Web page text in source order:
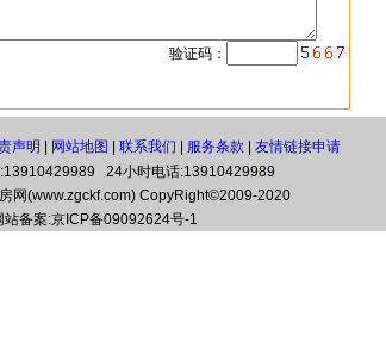
验证码：
声明 网站地图 联系我们 服务条款
友情链接申请
:13910429989 24小时电话:13910429989
网(www.zgckf.com) CopyRight©2009-2020
站备案:京ICP备09092624号-1